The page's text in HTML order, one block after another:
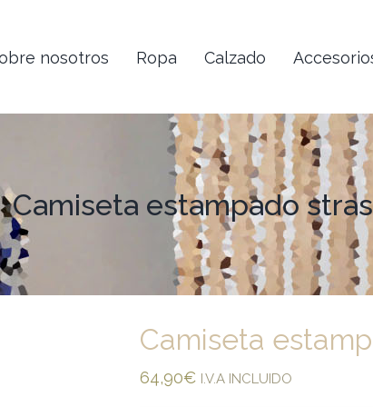
nosotros Ropa Calzado
Camiseta estampado
Camiseta
64,90€ I.V.A INCLUIDO